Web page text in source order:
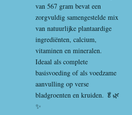
van 567 gram bevat een
zorgvuldig samengestelde mix
van natuurlijke plantaardige
ingrediënten, calcium,
vitaminen en mineralen.
Ideaal als complete
basisvoeding of als voedzame
aanvulling op verse
bladgroenten en kruiden. 🥬🌿
✨